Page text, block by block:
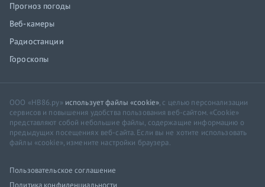
Прогноз погоды
Веб-камеры
Радиостанции
Гороскопы
ООО «НВ86.ру» использует файлы «cookie», с целью персонализации
сервисов и повышения удобства пользования веб-сайтом. «Cookie»
представляют собой небольшие файлы, содержащие информацию о
предыдущих посещениях веб-сайта. Если вы не хотите использовать
файлы «cookie», измените настройки браузера.
Пользовательское соглашение
Политика конфиденциальности